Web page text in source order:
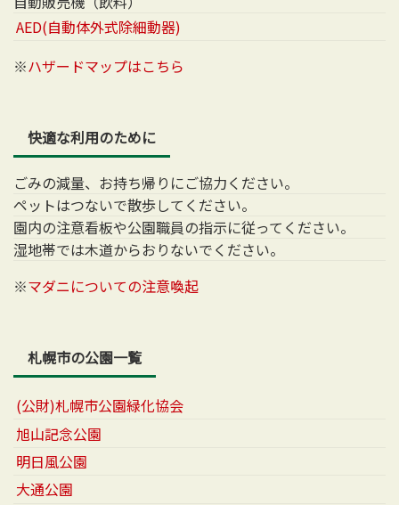
AED(自動体外式除細動器)
※ハザードマップはこちら
快適な利用のために
ごみの減量、お持ち帰りにご協力ください。
ペットはつないで散歩してください。
園内の注意看板や公園職員の指示に従ってください。
湿地帯では木道からおりないでください。
※マダニについての注意喚起
札幌市の公園一覧
(公財)札幌市公園緑化協会
旭山記念公園
明日風公園
大通公園